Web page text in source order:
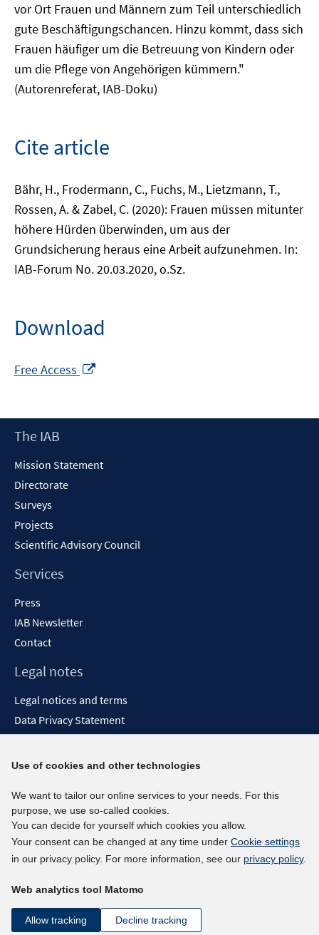
vor Ort Frauen und Männern zum Teil unterschiedlich
gute Beschäftigungschancen. Hinzu kommt, dass sich
Frauen häufiger um die Betreuung von Kindern oder
um die Pflege von Angehörigen kümmern."
(Autorenreferat, IAB-Doku)
Cite article
Bähr, H., Frodermann, C., Fuchs, M., Lietzmann, T.,
Rossen, A. & Zabel, C. (2020): Frauen müssen mitunter
höhere Hürden überwinden, um aus der
Grundsicherung heraus eine Arbeit aufzunehmen. In:
IAB-Forum No. 20.03.2020, o.Sz.
Download
Free Access
new
Footer
The IAB
Mission Statement
Directorate
Surveys
Projects
Scientific Advisory Council
Services
Press
IAB Newsletter
Contact
Legal notes
Legal notices and terms
Data Privacy Statement
Report Accessibility
Social media channels
BlueSky
YouTube
LinkedIn
kununu
Netiquette
Use of cookies and other technologies
We want to tailor our online services to your needs. For this
purpose, we use so-called cookies.
You can decide for yourself which cookies you allow.
Your consent can be changed at any time under Cookie settings
in our privacy policy. For more information, see our privacy policy.
Web analytics tool Matomo
Allow tracking Decline tracking